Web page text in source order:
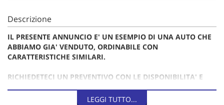
Descrizione
IL PRESENTE ANNUNCIO E' UN ESEMPIO DI UNA AUTO CHE
ABBIAMO GIA' VENDUTO, ORDINABILE CON
CARATTERISTICHE SIMILARI.
RICHIEDETECI UN PREVENTIVO CON LE DISPONIBILITA' E
LEGGI TUTTO...